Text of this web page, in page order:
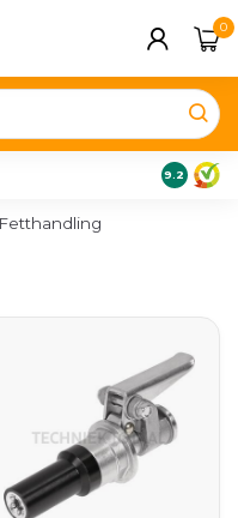
0
9.2
Fetthandling